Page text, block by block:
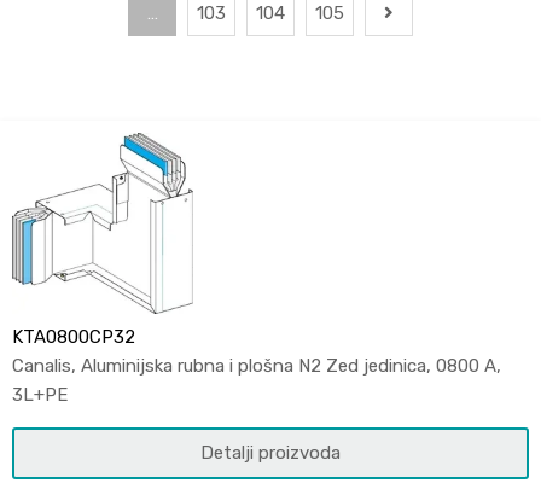
… 103 104 105
KTA0800CP32
Canalis, Aluminijska rubna i plošna N2 Zed jedinica, 0800 A,
3L+PE
Detalji proizvoda